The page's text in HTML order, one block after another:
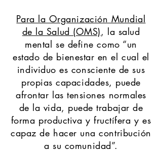
Para la Organización Mundial
de la Salud (OMS), la salud
mental se define como “un
estado de bienestar en el cual el
individuo es consciente de sus
propias capacidades, puede
afrontar las tensiones normales
de la vida, puede trabajar de
forma productiva y fructífera y es
capaz de hacer una contribución
a su comunidad”.